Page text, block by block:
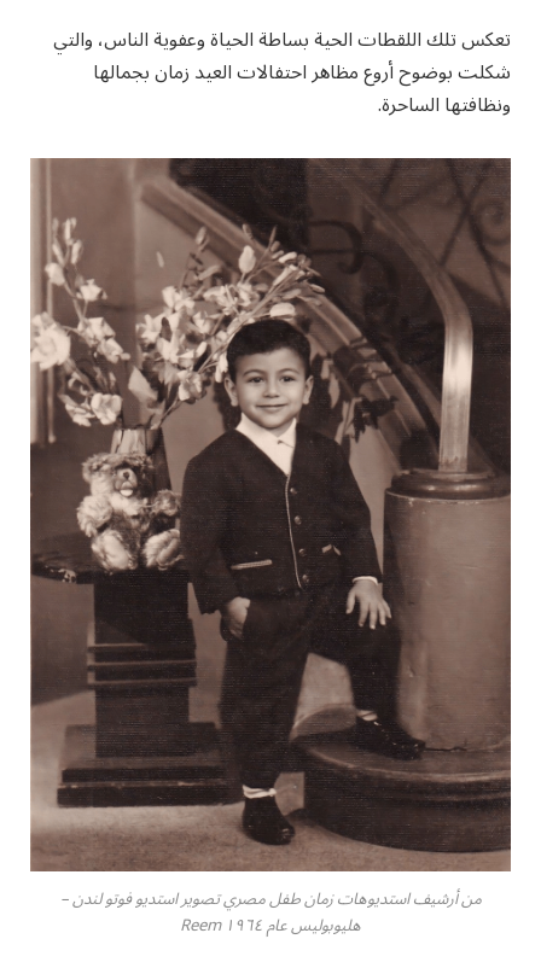
تعكس تلك اللقطات الحية بساطة الحياة وعفوية الناس، والتي
شكلت بوضوح أروع مظاهر احتفالات العيد زمان بجمالها
ونظافتها الساحرة.
من أرشيف استديوهات زمان طفل مصري تصوير استديو فوتو لندن –
هليوبوليس عام ١٩٦٤ Reem